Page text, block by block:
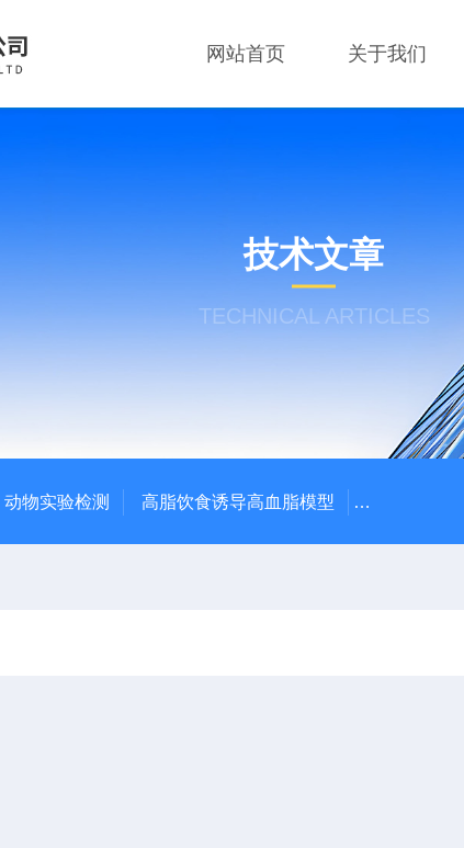
网站首页 关于我们
技术文章
TECHNICAL ARTICLES
动物实验检测 高脂饮食诱导高血脂模型 高脂饮食诱